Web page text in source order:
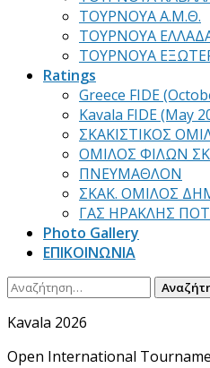
ΤΟΥΡΝΟΥΑ Α.Μ.Θ.
ΤΟΥΡΝΟΥΑ
ΤΟΥΡΝΟΥΑ
Ratings
Greece FIDE
Kavala FIDE (May
ΣΚΑΚΙΣΤΙΚΟΣ
ΟΜΙΛΟΣ ΦΙΛΩΝ
ΠΝΕΥΜΑΘΛΟΝ
ΣΚΑΚ. ΟΜΙΛΟΣ
ΓΑΣ ΗΡΑΚΛΗΣ
Photo Gallery
ΕΠΙΚΟΙΝΩΝΙΑ
Αναζήτηση
Kavala 2026
Open International